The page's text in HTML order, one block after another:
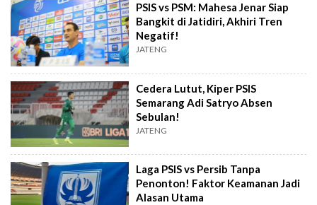
PSIS vs PSM: Mahesa Jenar Siap
Bangkit di Jatidiri, Akhiri Tren
Negatif!
JATENG
Cedera Lutut, Kiper PSIS
Semarang Adi Satryo Absen
Sebulan!
JATENG
Laga PSIS vs Persib Tanpa
Penonton! Faktor Keamanan Jadi
Alasan Utama